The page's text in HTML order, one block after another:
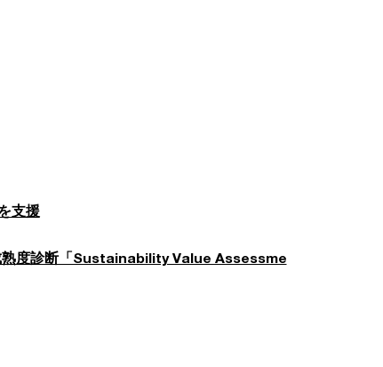
支援
熟度診断「Sustainability Value Assessme